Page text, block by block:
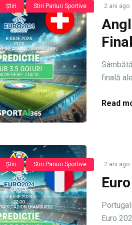
Știri Stiri Pariuri Sportive 2 ani ago
finală
Read
Știri Stiri Pariuri Sportive 2 ani ago
Euro